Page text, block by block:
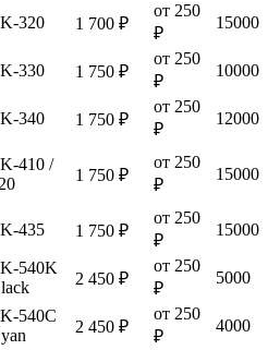
320 1 700 ₽
от 250
₽
15000
330 1 750 ₽
от 250
₽
10000
340 1 750 ₽
от 250
₽
12000
410 /
1 750 ₽
от 250
₽
15000
435 1 750 ₽
от 250
₽
15000
540K
2 450 ₽
от 250
₽
5000
540C
2 450 ₽
от 250
₽
4000